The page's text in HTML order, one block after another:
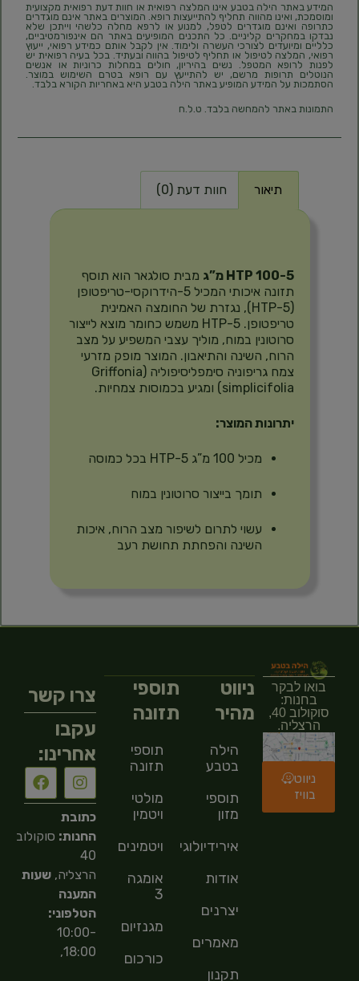
המידע באתר הילה בטבע אינו המלצה רפואית או חוות דעת רפואית מקצועית
ומוסמכת, ואינו מהווה תחליף להתייעצות רופא. המוצרים באתר אינם מוגדרים
כתרופה ואינם מוגדרים לטפל, למנוע או לרפא מחלה כלשהי וייתכן שלא
נבדקו במחקרים קליניים. כל התכנים המופיעים באתר הם אינפורמטיביים,
כלליים ומיועדים לצורכי העשרה ולימוד. אין לקבל אותם כמידע רפואי, ייעוץ
רפואי, המלצה לטיפול או תחליף לטיפול בהווה ובעתיד. בכל בעיה רפואית יש
לפנות לרופא המטפל. נשים בהיריון, חולים במחלות כרוניות או אנשים
הנוטלים תרופות מרשם, יש להתייעץ עם רופא בטרם השימוש במוצר.
הסתמכות על המידע המופיע באתר הילה בטבע היא באחריות הקורא בלבד.
התמונות באתר להמחשה בלבד. ט.ל.ח
תיאור חוות דעת (0)
5-HTP 100 מ”ג
מבית סולגאר הוא תוסף
תזונה איכותי המכיל 5-הידרוקסי-טריפטופן
(5-HTP), נגזרת של החומצה האמינית
טריפטופן. 5-HTP משמש כחומר מוצא לייצור
סרוטונין במוח, מוליך עצבי המשפיע על מצב
הרוח, השינה והתיאבון. המוצר מופק מזרעי
צמח גריפוניה סימפליסיפוליה (Griffonia
simplicifolia) ומגיע בכמוסות צמחיות.
יתרונות המוצר:
מכיל 100 מ”ג 5-HTP בכל כמוסה
תומך בייצור סרוטונין במוח
עשוי לתרום לשיפור מצב הרוח, איכות
השינה והפחתת תחושת רעב
בואו לבקר
בחנות:
סוקולוב 40,
הרצליה.
ניווט
בוויז
ניווט
מהיר
הילה
בטבע
תוספי
מזון
אירידיולוגיה
אודות
יצרנים
מאמרים
תקנון
תוספי
תזונה
תוספי
תזונה
מולטי
ויטמין
ויטמינים
אומגה
3
מגנזיום
כורכום
צרו קשר
עקבו
אחרינו:
כתובת
החנות: סוקולוב
40
הרצליה,שעות
המענה
הטלפוני:
10:00-
18:00,